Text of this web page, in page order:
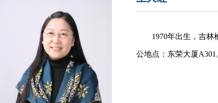
1970年出生，吉
公地点：东荣大厦A301